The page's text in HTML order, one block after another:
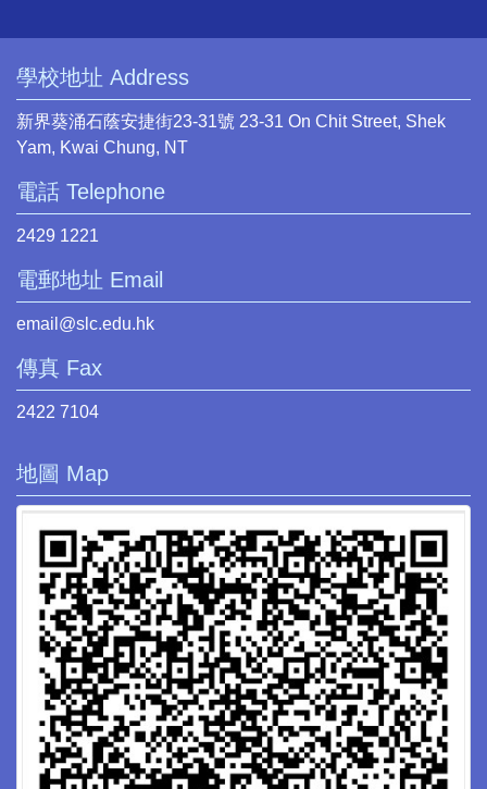
學校地址 Address
新界葵涌石蔭安捷街23-31號 23-31 On Chit Street, Shek
Yam, Kwai Chung, NT
電話 Telephone
2429 1221
電郵地址 Email
email@slc.edu.hk
傳真 Fax
2422 7104
地圖 Map